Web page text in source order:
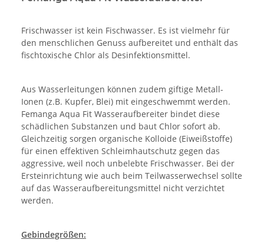
Frischwasser ist kein Fischwasser. Es ist vielmehr für
den menschlichen Genuss aufbereitet und enthält das
fischtoxische Chlor als Desinfektionsmittel.
Aus Wasserleitungen können zudem giftige Metall-
Ionen (z.B. Kupfer, Blei) mit eingeschwemmt werden.
Femanga Aqua Fit Wasseraufbereiter bindet diese
schädlichen Substanzen und baut Chlor sofort ab.
Gleichzeitig sorgen organische Kolloide (Eiweißstoffe)
für einen effektiven Schleimhautschutz gegen das
aggressive, weil noch unbelebte Frischwasser. Bei der
Ersteinrichtung wie auch beim Teilwasserwechsel sollte
auf das Wasseraufbereitungsmittel nicht verzichtet
werden.
Gebindegrößen: